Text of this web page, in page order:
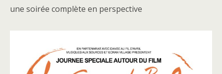
une soirée complète en perspective